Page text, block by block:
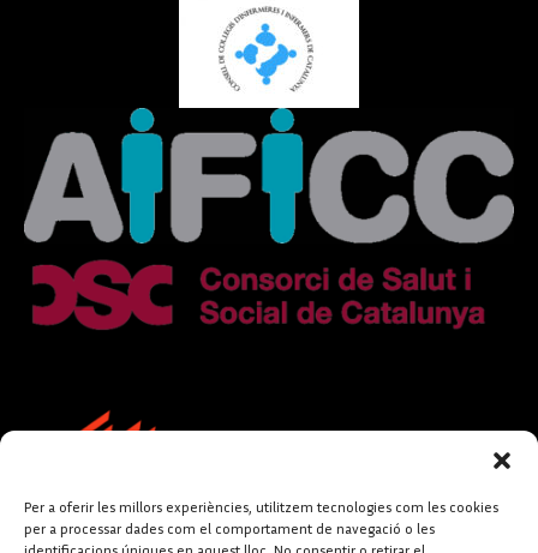
Per a oferir les millors experiències, utilitzem tecnologies com les cookies
per a processar dades com el comportament de navegació o les